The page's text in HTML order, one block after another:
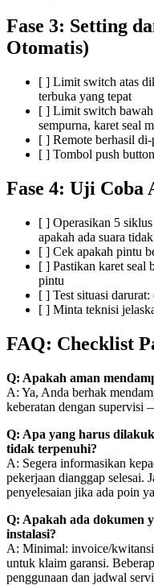
Fase 3: Setting
Otomatis)
[ ] Limit switch atas
terbuka yang tepat
[ ] Limit switch
sempurna, karet seal
[ ] Remote berhasil
[ ] Tombol push
Fase 4: Uji Coba
[ ] Operasikan 5
apakah ada suara
[ ] Cek apakah pintu
[ ] Pastikan karet seal
pintu
[ ] Test situasi
[ ] Minta teknisi
FAQ: Checklist
Q: Apakah aman
A: Ya, Anda berhak
keberatan dengan supervisi
Q: Apa yang harus
tidak terpenuhi?
A: Segera informasikan
pekerjaan dianggap selesai.
penyelesaian jika ada poin
Q: Apakah ada dokumen
instalasi?
A: Minimal: invoice/
untuk klaim garansi.
penggunaan dan jadwal